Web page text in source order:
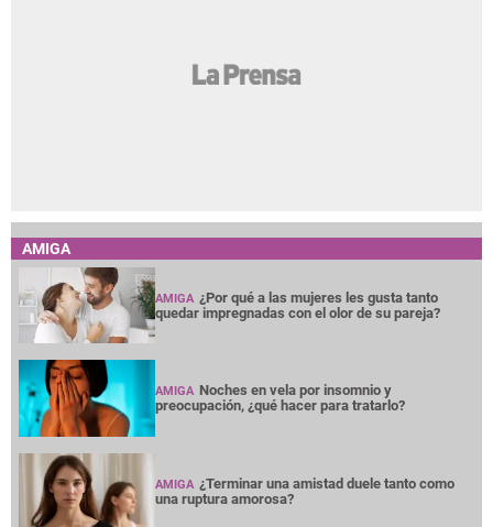
AMIGA
AMIGA ¿Por qué a las mujeres les gusta tanto
quedar impregnadas con el olor de su pareja?
AMIGA Noches en vela por insomnio y
preocupación, ¿qué hacer para tratarlo?
AMIGA ¿Terminar una amistad duele tanto como
una ruptura amorosa?